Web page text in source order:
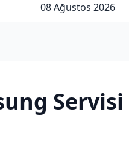
08 Ağustos 2026
Servisi